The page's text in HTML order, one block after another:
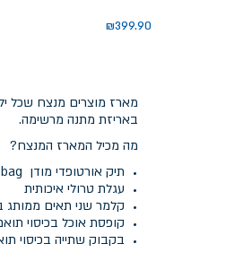
₪399.90
מארז מוצרים מנצח שכל
באריזת מתנה מרשימה.
מה מכיל המארז המנצח?
תיק אורטופדי מודן air flex bag+ כיסוי נגד גשם מתנה
עגלת טרולי איכותית
קלמר שני תאים ממותג
קופסת אוכל בכיסוי
בקבוק שתייה בכיסוי